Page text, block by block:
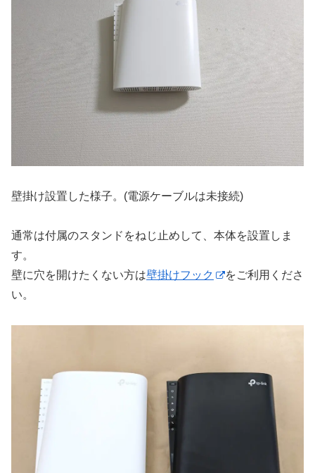
壁掛け設置した様子。(電源ケーブルは未接続)
通常は付属のスタンドをねじ止めして、本体を設置しま
す。
壁に穴を開けたくない方は壁掛けフック
をご利用くださ
い。